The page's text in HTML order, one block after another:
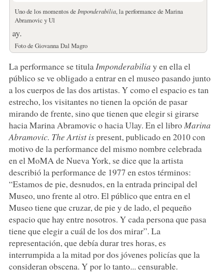
Uno de los momentos de Imponderabilia, la performance de Marina
Abramovic y Ul
ay.
Foto de Giovanna Dal Magro
La performance se titulaImponderabilia y en ella el
público se ve obligado a entrar en el museo pasando junto
a los cuerpos de las dos artistas. Y como el espacio es tan
estrecho, los visitantes no tienen la opción de pasar
mirando de frente, sino que tienen que elegir si girarse
hacia Marina Abramovic o hacia Ulay. En el libroMarina
Abramovic. The Artist ispresent, publicado en 2010 con
motivo de la performance del mismo nombre celebrada
en el MoMA de Nueva York, se dice que la artista
describió la performance de 1977 en estos términos:
“Estamos de pie, desnudos, en la entrada principal del
Museo, uno frente al otro. El público que entra en el
Museo tiene que cruzar, de pie y de lado, el pequeño
espacio que hay entre nosotros. Y cada persona que pasa
tiene que elegir a cuál de los dos mirar”. La
representación, que debía durar tres horas, es
interrumpida a la mitad por dos jóvenes policías que la
consideran obscena. Y por lo tanto... censurable.